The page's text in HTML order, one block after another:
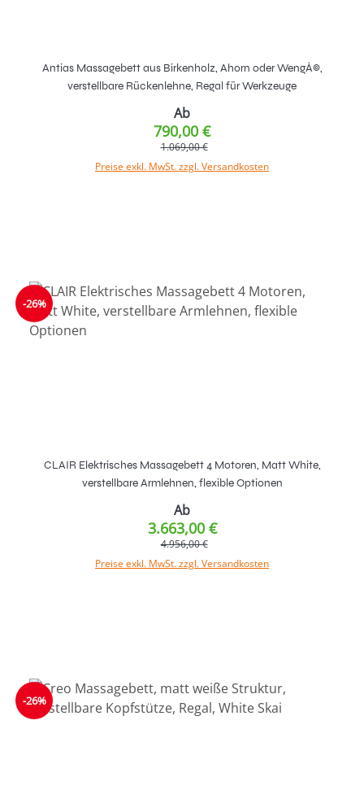
Antias Massagebett aus Birkenholz, Ahorn oder WengÃ©,
verstellbare Rückenlehne, Regal für Werkzeuge
Ab
790,00 €
1.069,00 €
Preise exkl. MwSt. zzgl. Versandkosten
-26%
CLAIR Elektrisches Massagebett 4 Motoren, Matt White,
verstellbare Armlehnen, flexible Optionen
Ab
3.663,00 €
4.956,00 €
Preise exkl. MwSt. zzgl. Versandkosten
-26%